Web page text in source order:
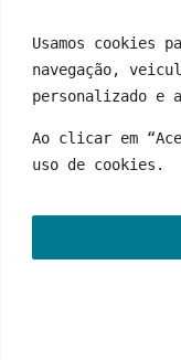
Usamos cookies
navegação,
personalizado e
Ao clicar em
uso de cookies.